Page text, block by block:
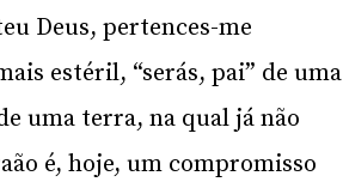
Deus, pertences-me
estéril, “serás, pai” de uma
uma terra, na qual já não
é, hoje, um compromisso